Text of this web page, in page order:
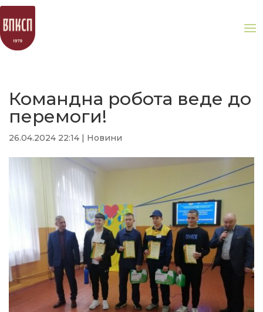
Командна робота веде до
перемоги!
26.04.2024 22:14 Новини